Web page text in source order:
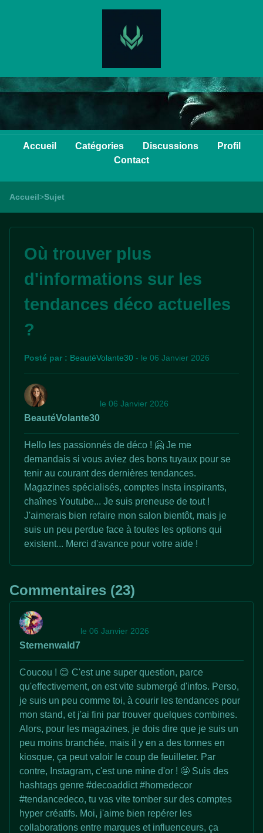
Accueil Catégories Discussions
Profil
Contact
Accueil>Sujet
Où trouver plus
d'informations sur les
tendances déco actuelles
?
Posté par : BeautéVolante30 - le 06 Janvier 2026
BeautéVolante30
le 06 Janvier 2026
Hello les passionnés de déco ! 🤗 Je me
demandais si vous aviez des bons tuyaux pour se
tenir au courant des dernières tendances.
Magazines spécialisés, comptes Insta inspirants,
chaînes Youtube... Je suis preneuse de tout !
J'aimerais bien refaire mon salon bientôt, mais je
suis un peu perdue face à toutes les options qui
existent... Merci d'avance pour votre aide !
Commentaires (23)
Sternenwald7
le 06 Janvier 2026
Coucou ! 😊 C'est une super question, parce
qu'effectivement, on est vite submergé d'infos. Perso,
je suis un peu comme toi, à courir les tendances pour
mon stand, et j'ai fini par trouver quelques combines.
Alors, pour les magazines, je dois dire que je suis un
peu moins branchée, mais il y en a des tonnes en
kiosque, ça peut valoir le coup de feuilleter. Par
contre, Instagram, c'est une mine d'or ! 🤩 Suis des
hashtags genre #decoaddict #homedecor
#tendancedeco, tu vas vite tomber sur des comptes
hyper créatifs. Moi, j'aime bien repérer les
collaborations entre marques et influenceurs, ça